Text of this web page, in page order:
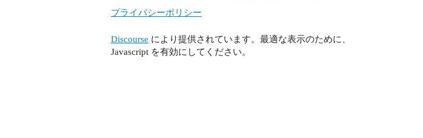
プライバシーポリシー
Discourse により提供されています。最適な表示のために、
Javascript を有効にしてください。